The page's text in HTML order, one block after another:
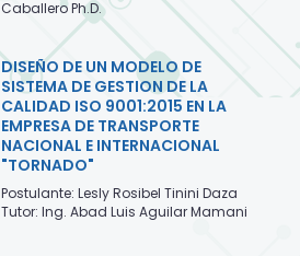
Caballero Ph.D.
DISEÑO DE UN MODELO DE
SISTEMA DE GESTION DE LA
CALIDAD ISO 9001:2015 EN LA
EMPRESA DE TRANSPORTE
NACIONAL E INTERNACIONAL
"TORNADO"
Postulante: Lesly Rosibel Tinini Daza
Tutor: Ing. Abad Luis Aguilar Mamani